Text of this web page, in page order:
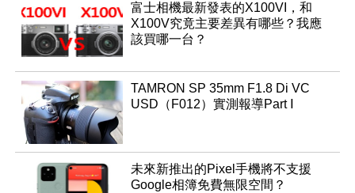
富士相機最新發表的X100VI，和
X100V究竟主要差異有哪些？我應
該買哪一台？
TAMRON SP 35mm F1.8 Di VC
USD（F012）實測報導Part Ⅰ
未來新推出的Pixel手機將不支援
Google相簿免費無限空間？